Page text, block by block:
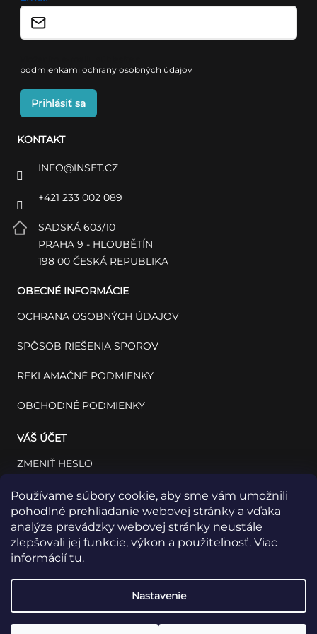
Používame súbory cookie, aby sme vám umožnili
pohodlné prehliadanie webovej stránky a vďaka
analýze prevádzky webovej stránky neustále
zlepšovali jej funkcie, výkon a použiteľnosť. Viac
informáciítu.
Nastavenie
KONTAKT
INFO@INSET.CZ
+421 233 002 089
SADSKÁ 603/10
PRAHA 9 - HLOUBĚTÍN
198 00 ČESKÁ REPUBLIKA
OBECNÉ INFORMÁCIE
OCHRANA OSOBNÝCH ÚDAJOV
SPÔSOB RIEŠENIA SPOROV
REKLAMAČNÉ PODMIENKY
OBCHODNÉ PODMIENKY
VÁŠ ÚČET
ZMENIŤ HESLO
VÁŠ PROFIL
VAŠE OBJEDNÁVKY
podmienkami ochrany osobných údajov
Prihlásiť sa